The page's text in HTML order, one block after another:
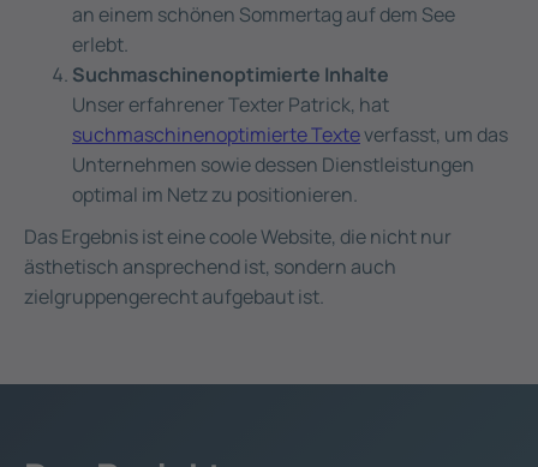
an einem schönen Sommertag auf dem See
erlebt.
Suchmaschinenoptimierte Inhalte
Unser erfahrener Texter Patrick, hat
suchmaschinenoptimierte Texteverfasst, um das
Unternehmen sowie dessen Dienstleistungen
optimal im Netz zu positionieren.
Das Ergebnis ist eine coole Website, die nicht nur
ästhetisch ansprechend ist, sondern auch
zielgruppengerecht aufgebaut ist.